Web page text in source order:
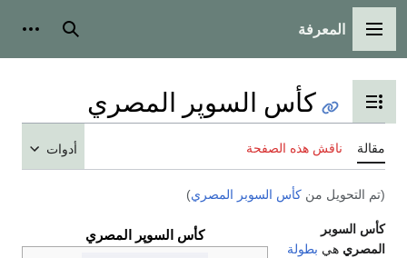
القائمة الرئيسية
المعرفة بحث
تبديل عرض جدول المحتويات
كأس السوپر المصري
مقالة ناقش هذه الصفحة أدوات
(تم التحويل من كأس السوبر المصري)
كأس السوپر المصري
كأس السوبر
المصري هي بطولة